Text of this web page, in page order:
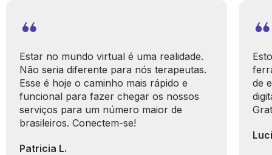
Estar no mundo virtual é uma realidade.
Não seria diferente para nós terapeutas.
Esse é hoje o caminho mais rápido e
funcional para fazer chegar os nossos
serviços para um número maior de
brasileiros. Conectem-se!
Patricia L.
de